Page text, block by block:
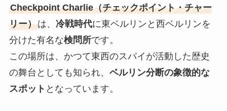
Checkpoint Charlie（チェックポイント・チャー
リー）は、 冷戦時代に東ベルリンと西ベルリンを
分けた有名な検問所です。
この場所は、かつて東西のスパイが活動した歴史
の舞台としても知られ、 ベルリン分断の象徴的な
スポット となっています。